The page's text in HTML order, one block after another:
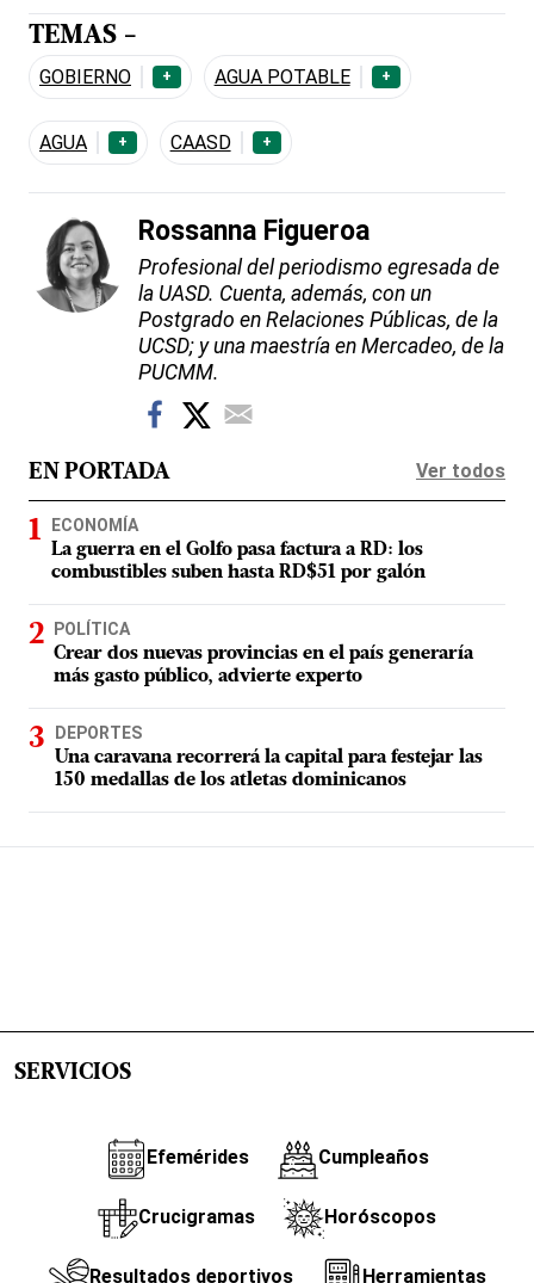
TEMAS -
GOBIERNO + AGUA POTABLE +
AGUA + CAASD +
Rossanna Figueroa
Profesional del periodismo egresada de
la UASD. Cuenta, además, con un
Postgrado en Relaciones Públicas, de la
UCSD; y una maestría en Mercadeo, de la
PUCMM.
EN PORTADA Ver todos
ECONOMÍA
La guerra en el Golfo pasa factura a RD: los
combustibles suben hasta RD$51 por galón
POLÍTICA
Crear dos nuevas provincias en el país generaría
más gasto público, advierte experto
DEPORTES
Una caravana recorrerá la capital para festejar las
150 medallas de los atletas dominicanos
SERVICIOS
Efemérides Cumpleaños
Crucigramas Horóscopos
Resultados deportivos Herramientas